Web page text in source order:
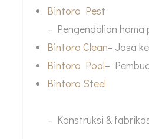
Bintoro Pest
– Pengendalian hama
Bintoro Clean– Jasa
Bintoro Pool–
Bintoro Steel
– Konstruksi &